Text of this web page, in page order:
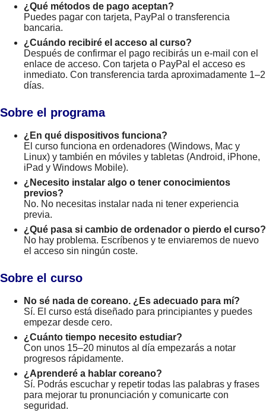
¿Qué métodos de pago aceptan?
Puedes pagar con tarjeta, PayPal o transferencia
bancaria.
¿Cuándo recibiré el acceso al curso?
Después de confirmar el pago recibirás un e-mail con el
enlace de acceso. Con tarjeta o PayPal el acceso es
inmediato. Con transferencia tarda aproximadamente 1–2
días.
Sobre el programa
¿En qué dispositivos funciona?
El curso funciona en ordenadores (Windows, Mac y
Linux) y también en móviles y tabletas (Android, iPhone,
iPad y Windows Mobile).
¿Necesito instalar algo o tener conocimientos
previos?
No. No necesitas instalar nada ni tener experiencia
previa.
¿Qué pasa si cambio de ordenador o pierdo el curso?
No hay problema. Escríbenos y te enviaremos de nuevo
el acceso sin ningún coste.
Sobre el curso
No sé nada de coreano. ¿Es adecuado para mí?
Sí. El curso está diseñado para principiantes y puedes
empezar desde cero.
¿Cuánto tiempo necesito estudiar?
Con unos 15–20 minutos al día empezarás a notar
progresos rápidamente.
¿Aprenderé a hablar coreano?
Sí. Podrás escuchar y repetir todas las palabras y frases
para mejorar tu pronunciación y comunicarte con
seguridad.